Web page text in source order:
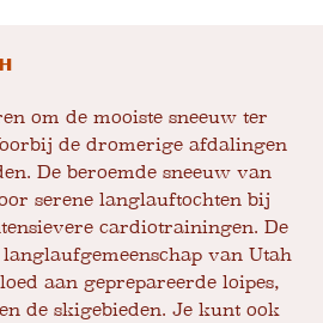
om de mooiste sneeuw ter
de dromerige afdalingen
De beroemde sneeuw van
serene langlauftochten bij
cardiotrainingen. De
van Utah
aan geprepareerde loipes,
de skigebieden. Je kunt ook